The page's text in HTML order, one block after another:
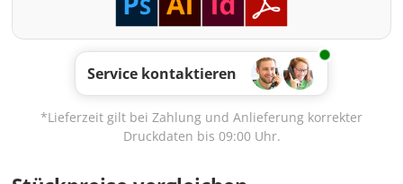
Service kontaktieren
*Lieferzeit gilt bei Zahlung und Anlieferung korrekter
Druckdaten bis 09:00 Uhr.